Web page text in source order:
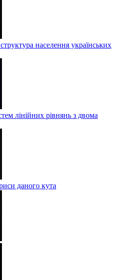
населення українських
лінійних рівнянь з двома
даного кута